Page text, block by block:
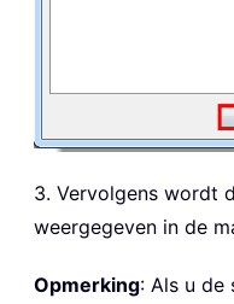
3. Vervolgens wordt
weergegeven in de
Opmerking: Als u de